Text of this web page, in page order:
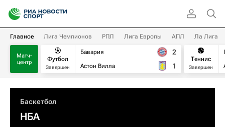
Главное Лига Чемпионов РПЛ Лига Европы АПЛ Ла Лига
Матч-
центр
Футбол
Завершен
Бавария
Астон Вилла
2
1
Теннис
Завершен
Баскетбол
НБА